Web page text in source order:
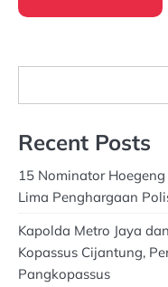
Recent Posts
15 Nominator
Lima Penghargaan
Kapolda Metro Jaya
Kopassus Cijantung,
Pangkopassus